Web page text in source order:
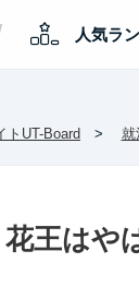
人気ラ
トUT-Board 就
花王は